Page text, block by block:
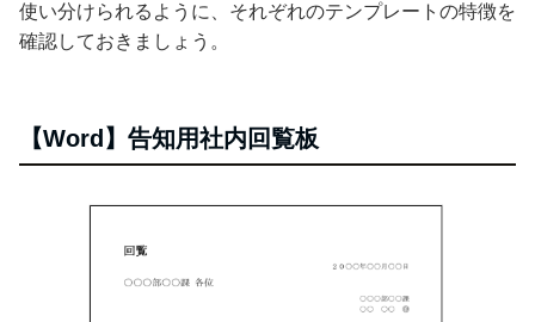
使い分けられるように、それぞれのテンプレートの特徴を
確認しておきましょう。
【Word】告知用社内回覧板